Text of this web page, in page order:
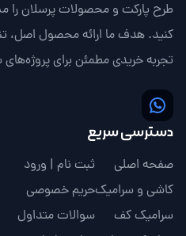
طرح پارکت و محصولات پرسلان را
کنید. هدف ما ارائه محصول
تجربه خریدی مطمئن برای
دسترسی سریع
صفحه اصلی
کاشی و سرامیک
سرامیک کف
ثبت نام | ورود
حریم خصوصی
سوالات متداول